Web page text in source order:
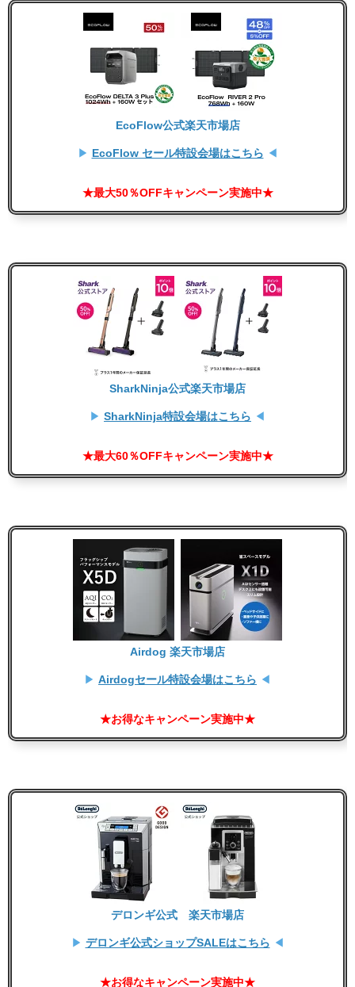
EcoFlow公式楽天市場店
▶ EcoFlow セール特設会場はこちら ◀
★最大50％OFFキャンペーン実施中★
SharkNinja公式楽天市場店
▶ SharkNinja特設会場はこちら ◀
★最大60％OFFキャンペーン実施中★
Airdog 楽天市場店
▶ Airdogセール特設会場はこちら ◀
★お得なキャンペーン実施中★
デロンギ公式 楽天市場店
▶ デロンギ公式ショップSALEはこちら ◀
★お得なキャンペーン実施中★